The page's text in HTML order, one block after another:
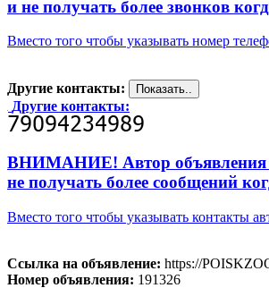
и не получать более звонков
Вместо того чтобы указывать номер
Другие контакты:
Другие контакты:
ВНИМАНИЕ! Автор объявления
не получать более сообщений
Вместо того чтобы указывать контакты
Ссылка на объявление: https://
Номер объявления: 191326